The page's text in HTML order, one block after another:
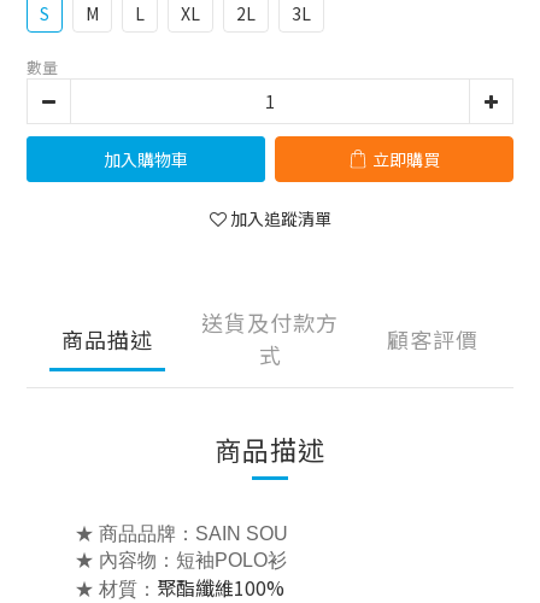
S M L XL 2L 3L
數量
加入購物車 立即購買
加入追蹤清單
商品描述
送貨及付款方
式
顧客評價
商品描述
★ 商品品牌：SAIN SOU
★ 內容物： 短袖POLO衫
★ 材質： 聚酯纖維100%